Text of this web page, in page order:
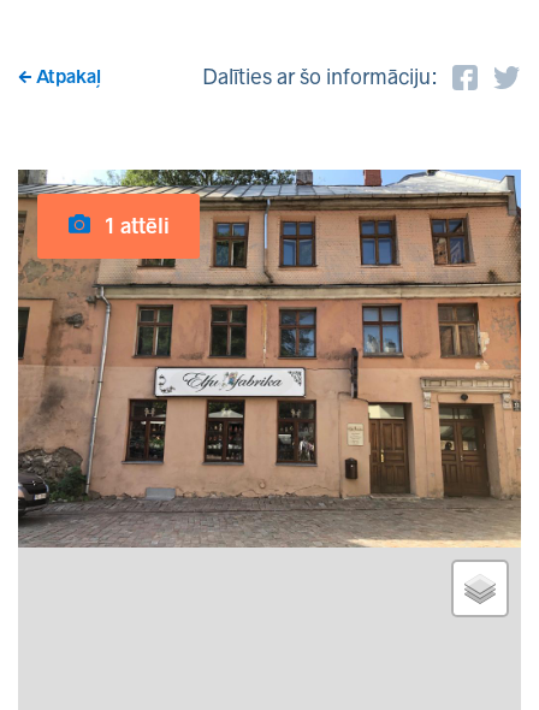
Atpakaļ Dalīties ar šo informāciju:
1 attēli